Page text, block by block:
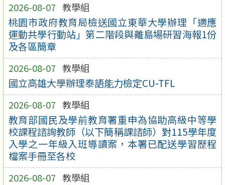
2026-08-07 教學組
桃園市政府教育局檢送國立東華大學辦理「適應
運動共學行動站」第二階段與離島場研習海報1份
及各區簡章
2026-08-07 教學組
國立高雄大學辦理泰語能力檢定CU-TFL
2026-08-07 教學組
教育部國民及學前教育署重申為協助高級中等學
校課程諮詢教師（以下簡稱課諮師）對115學年度
入學之一年級入班導讀案，本署已配送學習歷程
檔案手冊至各校
2026-08-07 教學組